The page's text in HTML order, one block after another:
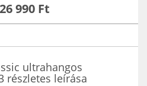
26 990Ft
ultrahangos
részletes leírása